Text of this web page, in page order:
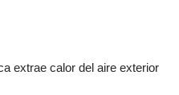
extrae calor del aire exterior